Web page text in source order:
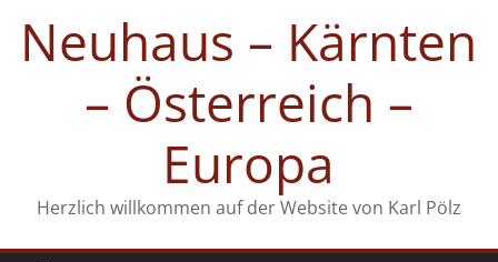
Inhalt
springen
Neuhaus – Kärnten
– Österreich –
Europa
Herzlich willkommen auf der Website von Karl Pölz